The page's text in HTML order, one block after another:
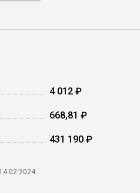
4 012 ₽
668,81 ₽
431 190 ₽
14.02.2024